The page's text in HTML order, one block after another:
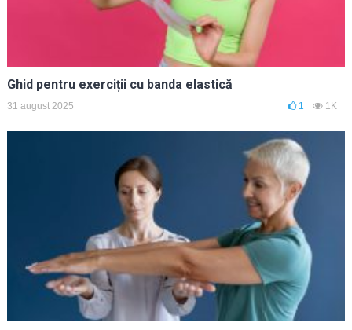
Ghid pentru exerciții cu banda elastică
31 august 2025 1 1K